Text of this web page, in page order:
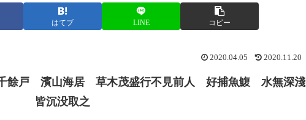
はてブ LINE コピー
2020.04.05 2020.11.20
戸 濱山海居 草木茂盛行不見前人 好捕魚鰒 水無深淺
皆沉没取之